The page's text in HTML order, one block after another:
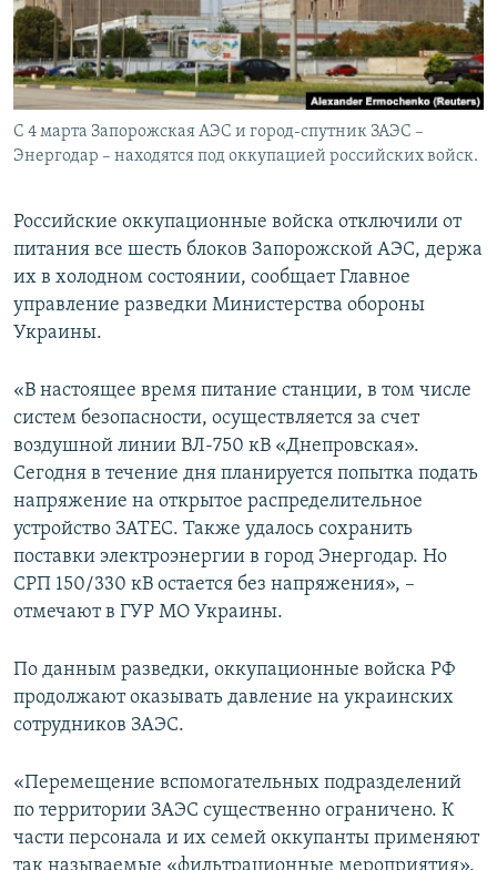
ПОБЕДИТЕЛЕЙ НЕ СУДЯТ?
КРЫМ.НЕПОКОРЕННЫЙ
ELIFBE
УКРАИНСКАЯ ПРОБЛЕМА КРЫМА
ПРИСОЕДИНЯЙТЕСЬ!
Все сайты RFE/RL
С 4 марта Запорожская АЭС и город-спутник ЗАЭС –
Энергодар – находятся под оккупацией российских войск.
Российские оккупационные войска отключили от
питания все шесть блоков Запорожской АЭС, держа
их в холодном состоянии, сообщает Главное
управление разведки Министерства обороны
Украины.
«В настоящее время питание станции, в том числе
систем безопасности, осуществляется за счет
воздушной линии ВЛ-750 кВ «Днепровская».
Сегодня в течение дня планируется попытка подать
напряжение на открытое распределительное
устройство ЗАТЕС. Также удалось сохранить
поставки электроэнергии в город Энергодар. Но
СРП 150/330 кВ остается без напряжения», –
отмечают в ГУР МО Украины.
По данным разведки, оккупационные войска РФ
продолжают оказывать давление на украинских
сотрудников ЗАЭС.
«Перемещение вспомогательных подразделений
по территории ЗАЭС существенно ограничено. К
части персонала и их семей оккупанты применяют